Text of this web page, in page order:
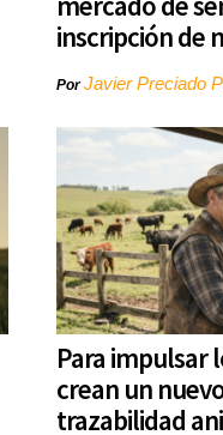
inscripción de
PorJavier Preciado
Para impulsar
crean un
trazabilidad